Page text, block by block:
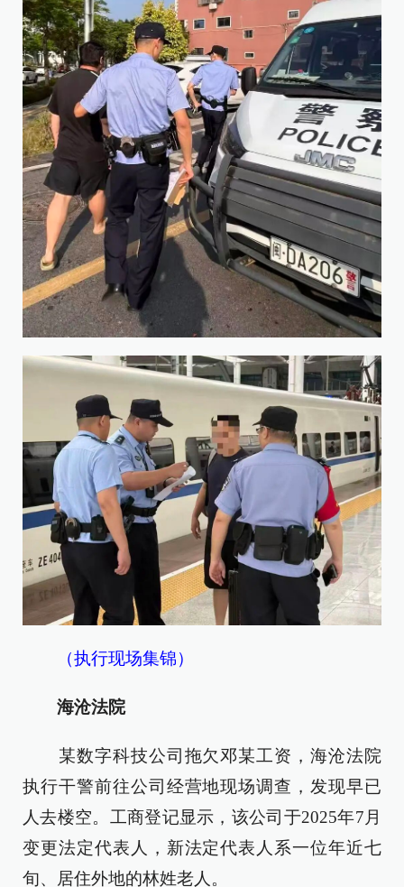
（执行现场集锦）
海沧法院
某数字科技公司拖欠邓某工资，海沧法院
执行干警前往公司经营地现场调查，发现早已
人去楼空。工商登记显示，该公司于2025年7月
变更法定代表人，新法定代表人系一位年近七
旬、居住外地的林姓老人。